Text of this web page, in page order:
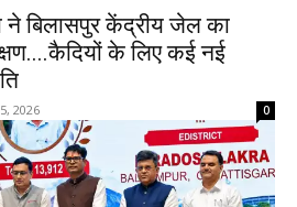
ने बिलासपुर केंद्रीय जेल का
के लिए कई नई
2026 0